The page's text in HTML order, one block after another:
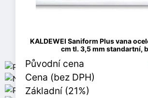
KALDEWEI Saniform Plus vana
cm tl. 3,5 mm standartní,
Původní cena
Cena (bez DPH)
Základní (21%)